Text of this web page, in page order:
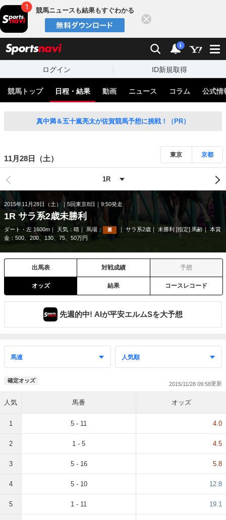
競馬ニュースも結果もすぐわかる
検索 通知
i
ログイン ID新規取得
競馬トップ 日程・結果 動画 ニュース コラム 公式情
真中満＆五十嵐亮太が佐賀競馬予想に挑戦！（PR）
11月28日（土） 東京 京都
2015年11月28日（土） 5回東京8日 9:50発走
1R サラ系2歳未勝利
ダート・左 1600m 天気： 晴 馬場： 重 サラ系2歳 未勝利 [指定] 馬齢
本賞
金：500、200、130、75、50万円
出馬表 対戦成績 予想
オッズ 結果 コースレコード
先週的中! AIが平安エルムSを大予想
確定オッズ
2015/11/28 09:58
人気 馬番 オッズ
1 5 - 11 4.0
2 1 - 5 4.5
3 5 - 16 5.8
4 5 - 10 12.8
5 1 - 11 19.1